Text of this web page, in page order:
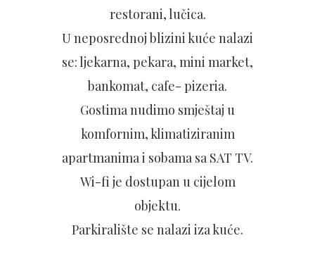
restorani, lučica.
U neposrednoj blizini kuće nalazi
se: ljekarna, pekara, mini market,
bankomat, cafe- pizeria.
Gostima nudimo smještaj u
komfornim, klimatiziranim
apartmanima i sobama sa SAT TV.
Wi-fi je dostupan u cijelom
objektu.
Parkiralište se nalazi iza kuće.